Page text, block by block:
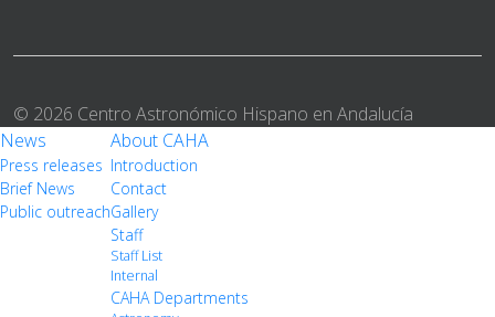
© 2026 Centro Astronómico Hispano en Andalucía
News
Press releases
Brief News
Public outreach
About CAHA
Introduction
Contact
Gallery
Staff
Staff List
Internal
CAHA Departments